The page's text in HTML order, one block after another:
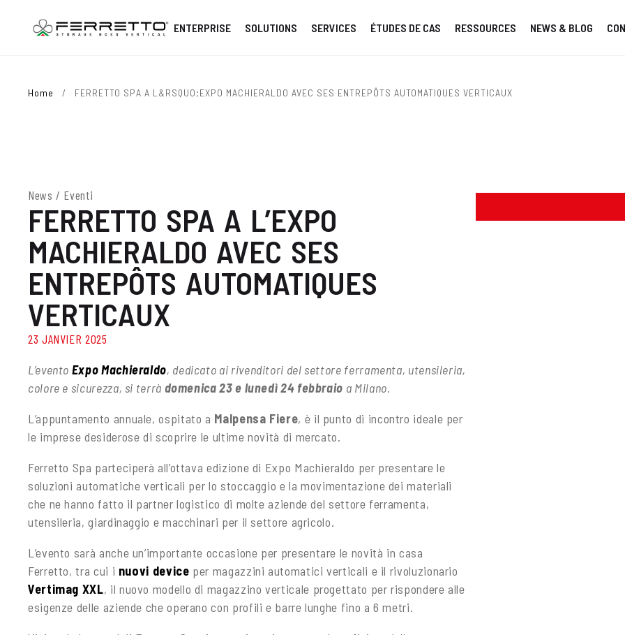
ENTERPRISE SOLUTIONS SERVICES ÉTUDES DE CAS RESSOURCES NEWS & BLOG
Home / FERRETTO SPA A L&RSQUO;EXPO MACHIERALDO AVEC SES ENTREPÔTS AUTOMATIQUES VERTICAUX
News / Eventi
FERRETTO SPA A L’EXPO
MACHIERALDO AVEC SES
ENTREPÔTS AUTOMATIQUES
VERTICAUX
23 JANVIER 2025
L’evento Expo Machieraldo, dedicato ai rivenditori del settore ferramenta, utensileria,
colore e sicurezza, si terrà domenica 23 e lunedì 24 febbraio a Milano.
L’appuntamento annuale, ospitato a Malpensa Fiere, è il punto di incontro ideale per
le imprese desiderose di scoprire le ultime novità di mercato.
Ferretto Spa parteciperà all’ottava edizione di Expo Machieraldo per presentare le
soluzioni automatiche verticali per lo stoccaggio e la movimentazione dei materiali
che ne hanno fatto il partner logistico di molte aziende del settore ferramenta,
utensileria, giardinaggio e macchinari per il settore agricolo.
L’evento sarà anche un’importante occasione per presentare le novità in casa
Ferretto, tra cui i nuovi device per magazzini automatici verticali e il rivoluzionario
Vertimag XXL, il nuovo modello di magazzino verticale progettato per rispondere alle
esigenze delle aziende che operano con profili e barre lunghe fino a 6 metri.